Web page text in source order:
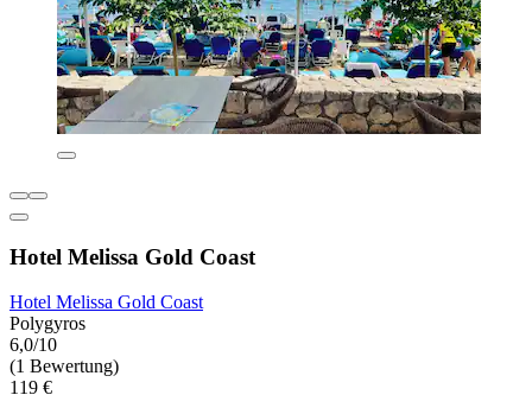
Hotel Melissa Gold Coast
Hotel Melissa Gold Coast
Polygyros
6,0/10
(1 Bewertung)
119 €